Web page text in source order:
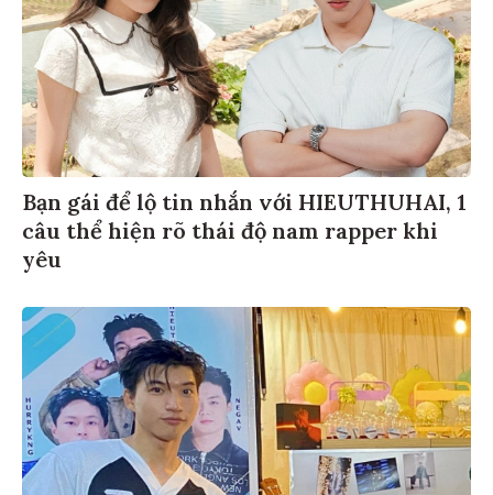
Bạn gái để lộ tin nhắn với HIEUTHUHAI, 1
câu thể hiện rõ thái độ nam rapper khi
yêu